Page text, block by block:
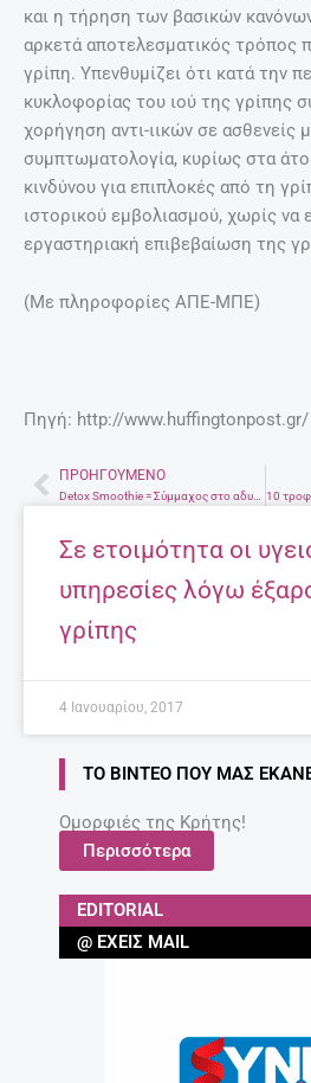
και η τήρηση των βασικών κανόνων
αρκετά αποτελεσματικός τρόπος
γρίπη. Υπενθυμίζει ότι κατά την
κυκλοφορίας του ιού της γρίπης
χορήγηση αντι-ιικών σε ασθενείς
συμπτωματολογία, κυρίως στα
κινδύνου για επιπλοκές από τη
ιστορικού εμβολιασμού, χωρίς να
εργαστηριακή επιβεβαίωση της
(Με πληροφορίες ΑΠΕ-ΜΠΕ)
Πηγή: http://www.huffingtonpost.gr/
Prev
ΠΡΟΗΓΟΎΜΕΝΟ
Σε ετοιμότητα οι
υπηρεσίες λόγω
γρίπης
4 Ιανουαρίου, 2017
ΤΟ ΒΊΝΤΕΟ ΠΟΥ ΜΑΣ
Ομορφιές της Κρήτης!
Περισσότερα
EDITORIAL
@ ΈΧΕΙΣ MAIL